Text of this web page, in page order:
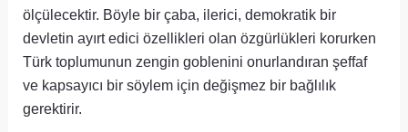
ölçülecektir. Böyle bir çaba, ilerici, demokratik bir
devletin ayırt edici özellikleri olan özgürlükleri korurken
Türk toplumunun zengin goblenini onurlandıran şeffaf
ve kapsayıcı bir söylem için değişmez bir bağlılık
gerektirir.